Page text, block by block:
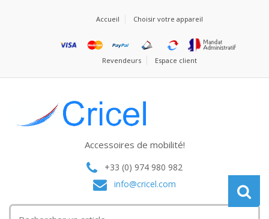
Accueil Choisir votre appareil
Revendeurs Espace client
Accessoires de mobilité!
+33 (0) 974 980 982
info@cricel.com